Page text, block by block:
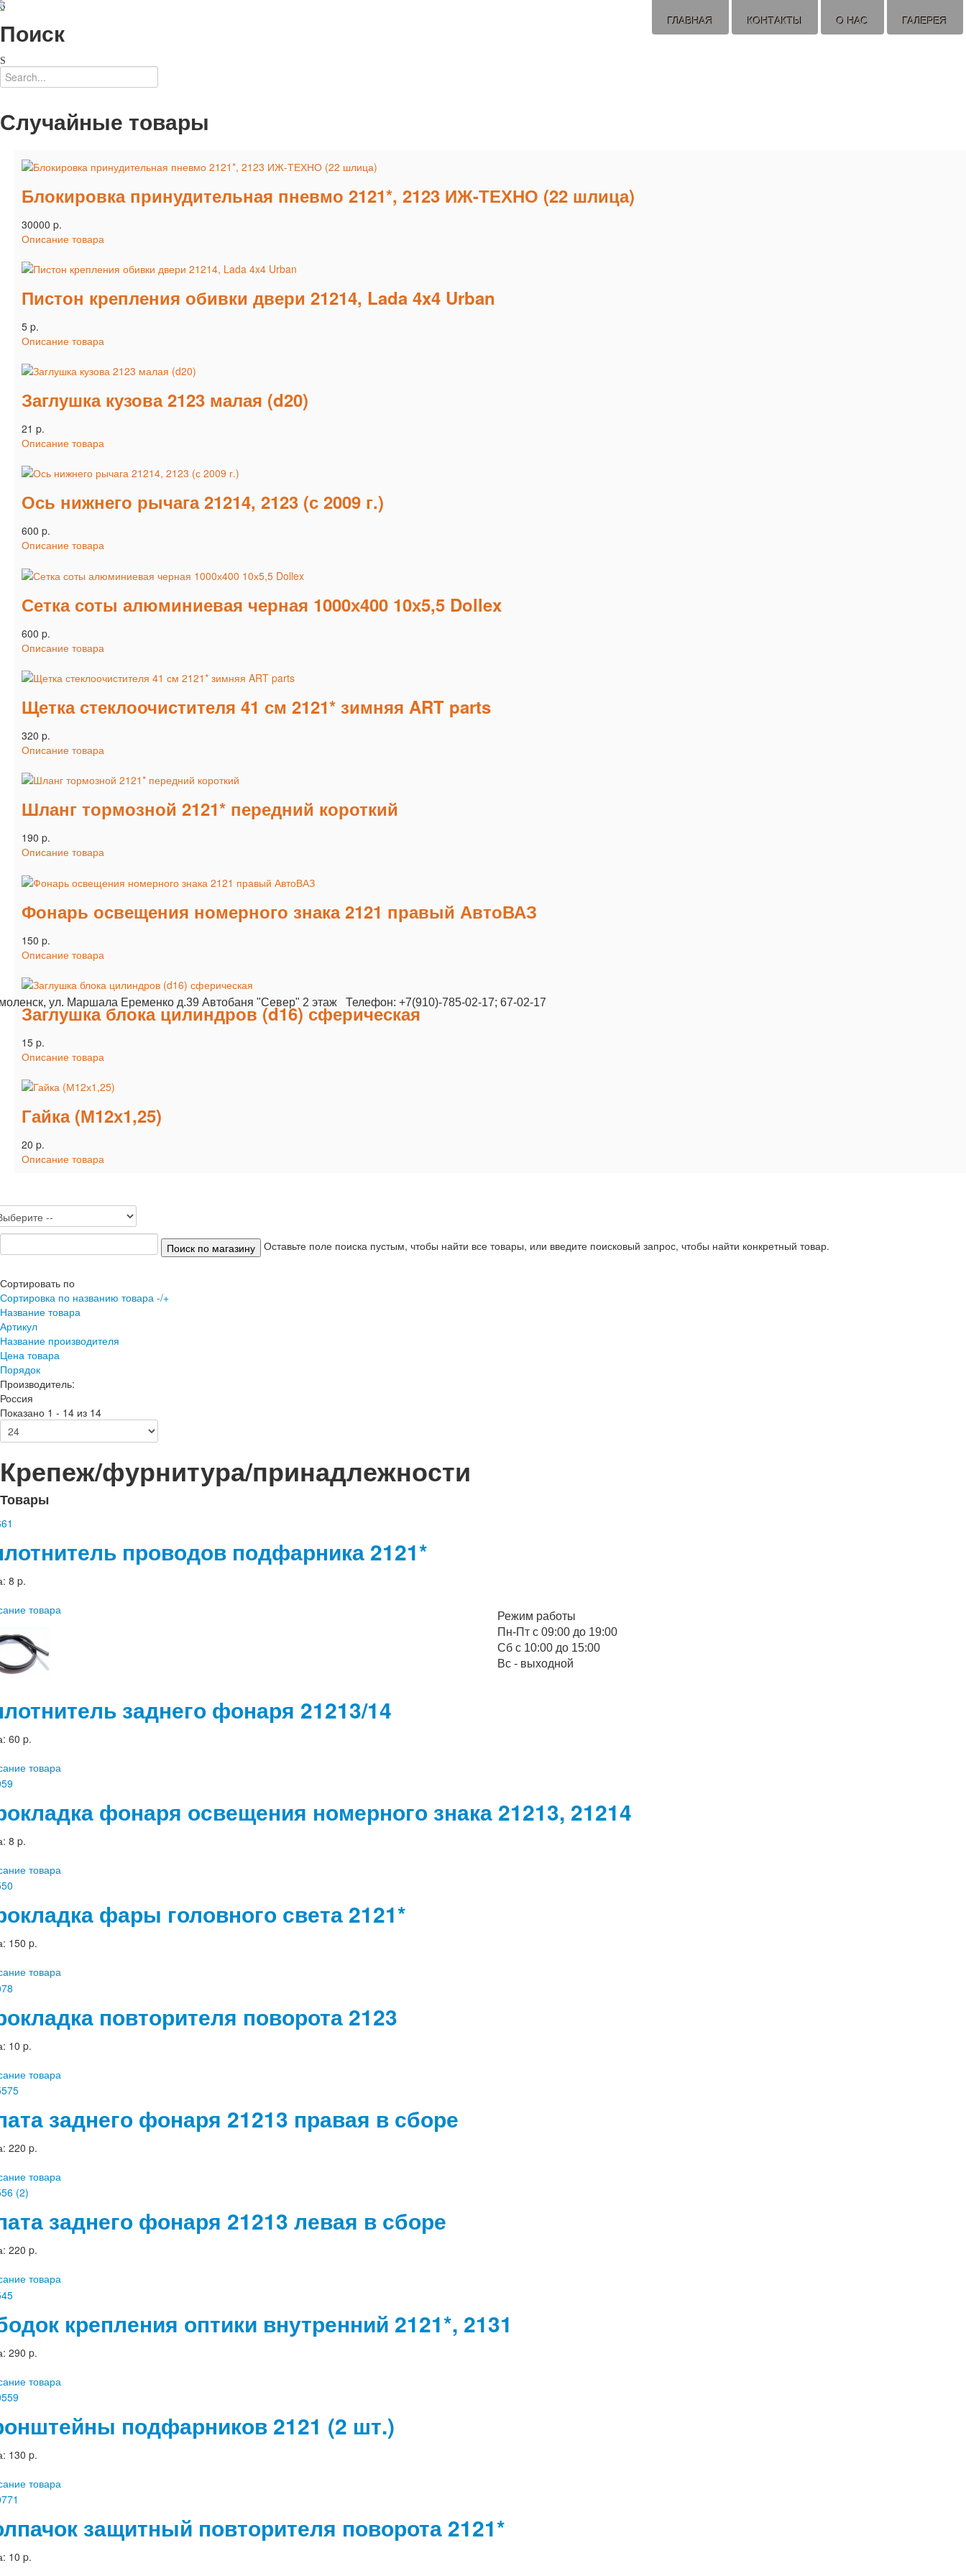
Режим работы
Пн-Пт с 09:00 до 19:00
Cб с 10:00 до 15:00
Вс - выходной
ул. Маршала Еременко д.39 Автобаня "Север" 2 этаж Телефон: +7(910)-785-02-17; 67-02-17
ГЛАВНАЯ КОНТАКТЫ О НАС ГАЛЕРЕЯ
Поиск
Случайные товары
Блокировка принудительная пневмо 2121*, 2123 ИЖ-ТЕХНО (22 шлица)
30000 p.
Описание товара
Пистон крепления обивки двери 21214, Lada 4x4 Urban
5 p.
Описание товара
Заглушка кузова 2123 малая (d20)
21 p.
Описание товара
Ось нижнего рычага 21214, 2123 (с 2009 г.)
600 p.
Описание товара
Сетка соты алюминиевая черная 1000х400 10х5,5 Dollex
600 p.
Описание товара
Щетка стеклоочистителя 41 см 2121* зимняя ART parts
320 p.
Описание товара
Шланг тормозной 2121* передний короткий
190 p.
Описание товара
Фонарь освещения номерного знака 2121 правый АвтоВАЗ
150 p.
Описание товара
Заглушка блока цилиндров (d16) сферическая
15 p.
Описание товара
Гайка (М12х1,25)
20 p.
Описание товара
Оставьте поле поиска пустым, чтобы найти все товары, или введите поисковый запрос, чтобы найти конкретный товар.
Сортировать по
Сортировка по названию товара -/+
Название товара
Артикул
Название производителя
Цена товара
Порядок
Производитель:
Россия
Показано 1 - 14 из 14
Крепеж/фурнитура/принадлежности
Товары
проводов подфарника 2121*
8 p.
товара
заднего фонаря 21213/14
60 p.
товара
фонаря освещения номерного знака 21213, 21214
8 p.
товара
фары головного света 2121*
150 p.
товара
повторителя поворота 2123
10 p.
товара
заднего фонаря 21213 правая в сборе
220 p.
товара
заднего фонаря 21213 левая в сборе
220 p.
товара
крепления оптики внутренний 2121*, 2131
290 p.
товара
подфарников 2121 (2 шт.)
130 p.
товара
защитный повторителя поворота 2121*
10 p.